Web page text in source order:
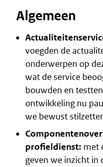
Algemeen
voegden de
onderwerpen op
wat de service
bouwden en
ontwikkeling nu
we bewust
profieldienst: met
geven we inzicht in